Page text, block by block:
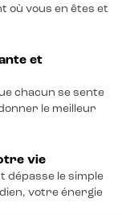
où vous en êtes et
et
chacun se sente
le meilleur
vie
dépasse le simple
votre énergie